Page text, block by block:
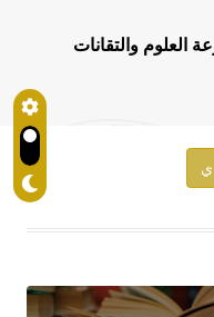
العلوم والتقانات
ي